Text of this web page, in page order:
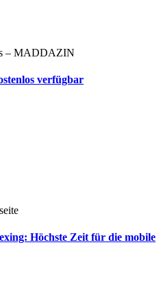
verfügbar
Höchste Zeit für die mobile